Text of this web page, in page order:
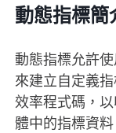
動態指標簡
動態指標允許
來建立自定義指
效率程式碼，
體中的指標資